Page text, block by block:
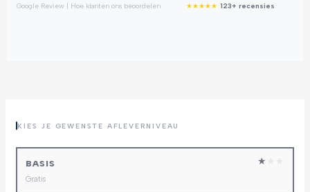
Google Review | Hoe klanten ons beoordelen ★★★★★ 123+ recensies
KIES JE GEWENSTE AFLEVERNIVEAU
BASIS
Gratis
★